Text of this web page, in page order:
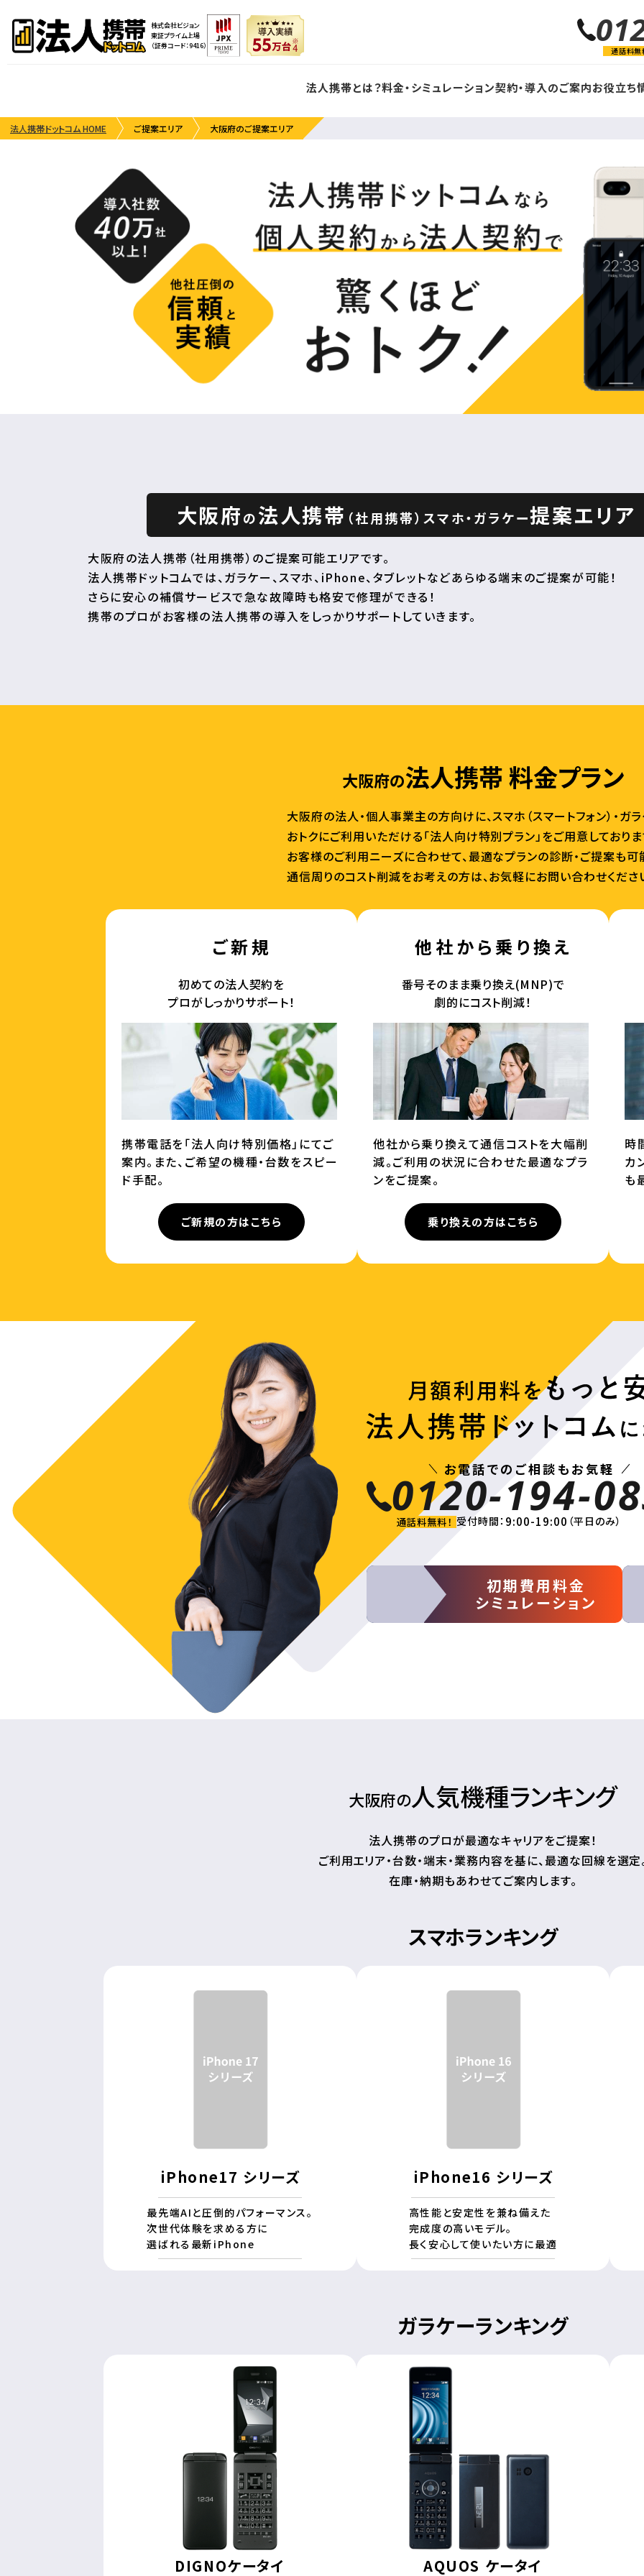
株式会社ビジョン
東証プライム上場
（証券コード：9416）
通話料無
法人携帯とは？料金・シミュレーション契約・導入のご案内お役立ち
法人携帯ドットコム HOME ご提案エリア 大阪府のご提案エリア
大阪府の法人携帯 （社用携帯） スマホ・ガラケー提案エリア
大阪府の法人携帯（社用携帯）のご提案可能エリアです。
法人携帯ドットコムでは、ガラケー、スマホ、iPhone、タブレットなどあらゆる端末のご提案が可能！
さらに安心の補償サービスで急な故障時も格安で修理ができる！
携帯のプロがお客様の法人携帯の導入をしっかりサポートしていきます。
大阪府の法人携帯 料金プラン
大阪府の法人・個人事業主の方向けに、スマホ（スマートフォン）・ガ
おトクにご利用いただける「法人向け特別プラン」をご用意しておりま
お客様のご利用ニーズに合わせて、最適なプランの診断・ご提案も可
通信周りのコスト削減をお考えの方は、お気軽にお問い合わせくださ
ご新規
初めての法人契約を
プロがしっかりサポート！
携帯電話を「法人向け特別価格」にてご
案内。また、ご希望の機種・台数をスピー
ド手配。
ご新規の方はこちら
他社から乗り換え
番号そのまま乗り換え(MNP)で
劇的にコスト削減！
他社から乗り換えて通信コストを大幅削
減。ご利用の状況に合わせた最適なプラ
ンをご提案。
乗り換えの方はこちら
時
カ
も
お電話でのご相談もお気軽
0120-194-
通話料無料！ 受付時間： 9:00-19:00 （平日のみ）
初期費用料金
シミュレーション
大阪府の人気機種ランキング
法人携帯のプロが最適なキャリアをご提案！
ご利用エリア・台数・端末・業務内容を基に、最適な回線を選定
在庫・納期もあわせてご案内します。
スマホランキング
iPhone17 シリーズ
最先端AIと圧倒的パフォーマンス。
次世代体験を求める方に
選ばれる最新iPhone
iPhone16 シリーズ
高性能と安定性を兼ね備えた
完成度の高いモデル。
長く安心して使いたい方に最適
ガラケーランキング
DIGNOケータイ
AQUOS ケータイ